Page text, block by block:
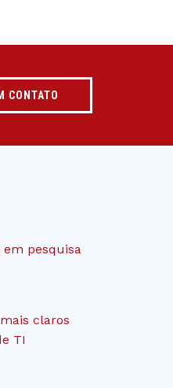
CONTATO
em pesquisa
claros
TI